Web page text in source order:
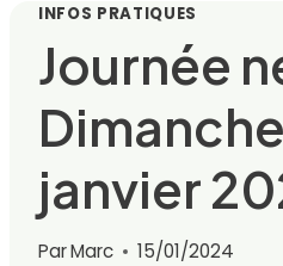
INFOS PRATIQUES
Journée
Dimanche
janvier
ParMarc 15/01/2024